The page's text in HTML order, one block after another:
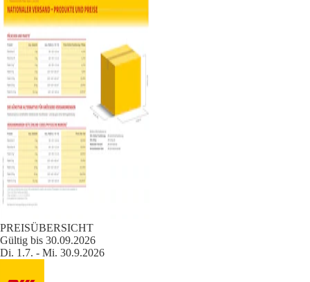
PREISÜBERSICHT
Gültig bis 30.09.2026
Di. 1.7. - Mi. 30.9.2026